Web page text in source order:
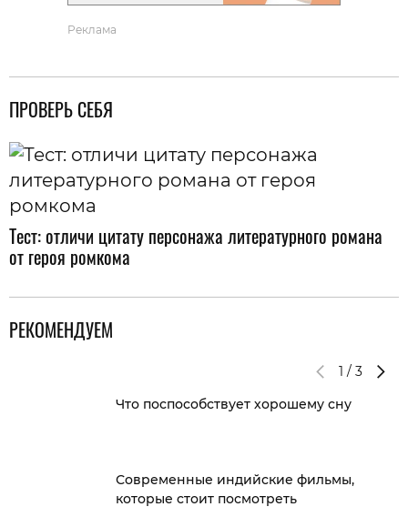
Реклама
ПРОВЕРЬ СЕБЯ
Тест: отличи цитату персонажа литературного романа
от героя ромкома
РЕКОМЕНДУЕМ
1 / 3
Что поспособствует хорошему сну
Современные индийские фильмы,
которые стоит посмотреть